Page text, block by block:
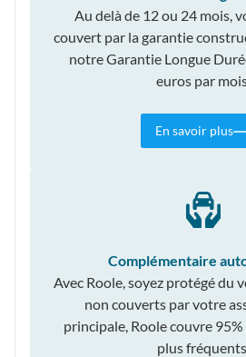
Au delà de 12 ou 24 mois,
couvert par la garantie
notre Garantie Longue
euros par
En savoir plus
Complémentaire
Avec Roole, soyez protégé du
non couverts par votre
principale, Roole couvre
plus